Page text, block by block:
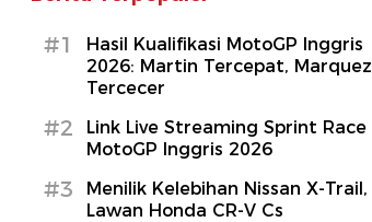
#1
Hasil Kualifikasi MotoGP Inggris
2026: Martin Tercepat, Marquez
Tercecer
#2
Link Live Streaming Sprint Race
MotoGP Inggris 2026
#3
Menilik Kelebihan Nissan X-Trail,
Lawan Honda CR-V Cs